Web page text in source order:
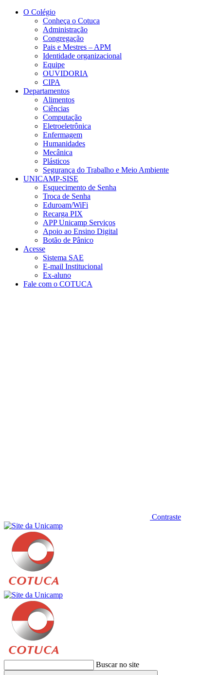
Conteúdo principal
O Colégio
Conheça o Cotuca
Administração
Congregação
Pais e Mestres – APM
Identidade organizacional
Equipe
OUVIDORIA
CIPA
Departamentos
Alimentos
Ciências
Computação
Eletroeletrônica
Enfermagem
Humanidades
Mecânica
Plásticos
Segurança do Trabalho e Meio Ambiente
UNICAMP-SISE
Esquecimento de Senha
Troca de Senha
Eduroam/WiFi
Recarga PIX
APP Unicamp Serviços
Apoio ao Ensino Digital
Botão de Pânico
Acesse
Sistema SAE
E-mail Institucional
Ex-aluno
Fale com o COTUCA
Contraste
Buscar no site